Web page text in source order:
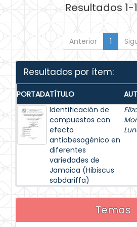
Resultados 1-
Anterior 1
Resultados por ítem:
PORTADATÍTULO
Identificación de
compuestos con
efecto
antiobesogénico en
diferentes
variedades de
Jamaica (Hibiscus
sabdariffa)
Temas